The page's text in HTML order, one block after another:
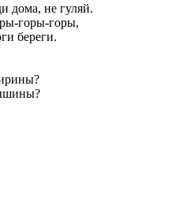
дома, не гуляй.
горы-горы,
береги.